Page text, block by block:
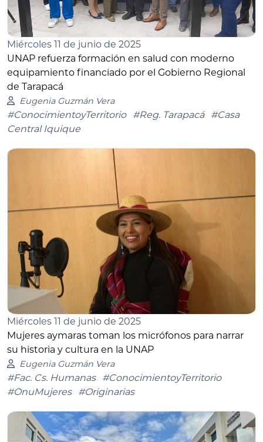
Miércoles 11 de junio de 2025
UNAP refuerza formación en salud con moderno
equipamiento financiado por el Gobierno Regional
de Tarapacá
Eugenia Guzmán Vera
#ConocimientoyTerritorio #Reg. Tarapacá
#Casa
Central Iquique
Miércoles 11 de junio de 2025
Mujeres aymaras toman los micrófonos para narrar
su historia y cultura en la UNAP
Eugenia Guzmán Vera
#Fac. Cs. Humanas
#ConocimientoyTerritorio
#OnuMujeres
#Originarias